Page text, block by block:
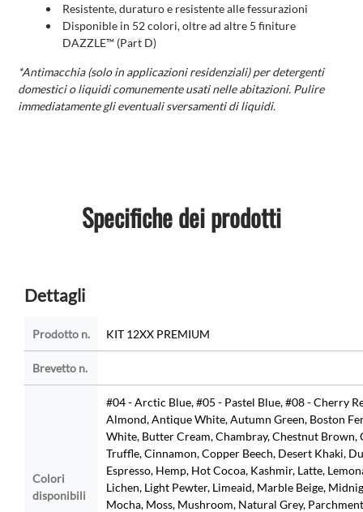
Resistente, duraturo e resistente alle fessurazioni
Disponible in 52 colori, oltre ad altre 5 finiture
DAZZLE™ (Part D)
*Antimacchia (solo in applicazioni residenziali) per detergenti
domestici o liquidi comunemente usati nelle abitazioni. Pulire
immediatamente gli eventuali sversamenti di liquidi.
Specifiche dei prodotti
Dettagli
Prodotto n. KIT 12XX PREMIUM
Brevetto n.
Colori
disponibili
#04 - Arctic Blue, #05 - Pastel Blue, #08 - Cherry
Almond, Antique White, Autumn Green, Boston
White, Butter Cream, Chambray, Chestnut Brown,
Truffle, Cinnamon, Copper Beech, Desert Khaki,
Espresso, Hemp, Hot Cocoa, Kashmir, Latte,
Lichen, Light Pewter, Limeaid, Marble Beige,
Mocha, Moss, Mushroom, Natural Grey,